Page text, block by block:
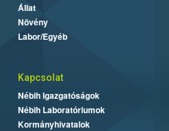
Állat
Növény
Labor/Egyéb
Kapcsolat
Nébih Igazgatóságok
Nébih Laboratóriumok
Kormányhivatalok